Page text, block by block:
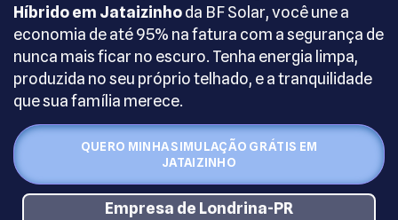
Híbrido em Jataizinhoda BF Solar, você une a
economia de até 95% na fatura com a segurança de
nunca mais ficar no escuro. Tenha energia limpa,
produzida no seu próprio telhado, e a tranquilidade
que sua família merece.
QUERO MINHA SIMULAÇÃO GRÁTIS EM
JATAIZINHO
Empresa de Londrina-PR